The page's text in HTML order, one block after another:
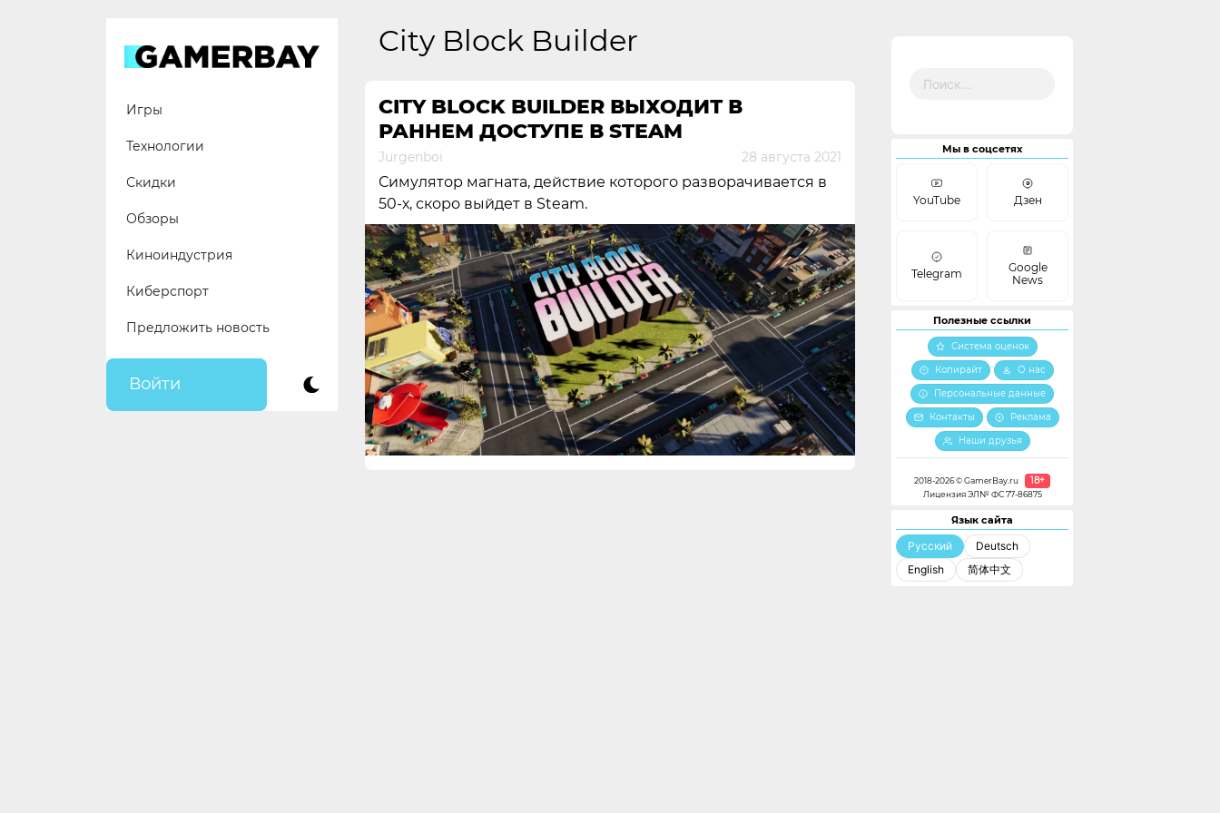
Игры
Технологии
Скидки
Обзоры
Киноиндустрия
Киберспорт
Предложить новость
Войти
City Block Builder
CITY BLOCK BUILDER ВЫХОДИТ В
РАННЕМ ДОСТУПЕ В STEAM
Jurgenboi 28 августа 2021
Симулятор магната, действие которого разворачивается в
50-х, скоро выйдет в Steam.
Мы в соцсетях
YouTube Дзен
Telegram
Google
News
Полезные ссылки
Система оценок
Копирайт
О нас
Персональные данные
Контакты
Реклама
Наши друзья
2018-2026 © GamerBay.ru 18+
Лицензия ЭЛ№ ФС 77-86875
Язык сайта
Русский
Deutsch
English
简体中文